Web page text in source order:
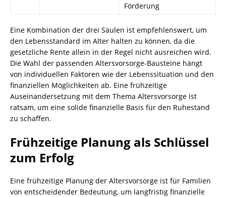
Förderung
Eine Kombination der drei Säulen ist empfehlenswert, um
den Lebensstandard im Alter halten zu können, da die
gesetzliche Rente allein in der Regel nicht ausreichen wird.
Die Wahl der passenden Altersvorsorge-Bausteine hängt
von individuellen Faktoren wie der Lebenssituation und den
finanziellen Möglichkeiten ab. Eine frühzeitige
Auseinandersetzung mit dem Thema Altersvorsorge ist
ratsam, um eine solide finanzielle Basis für den Ruhestand
zu schaffen.
Frühzeitige Planung als Schlüssel
zum Erfolg
Eine frühzeitige Planung der Altersvorsorge ist für Familien
von entscheidender Bedeutung, um langfristig finanzielle